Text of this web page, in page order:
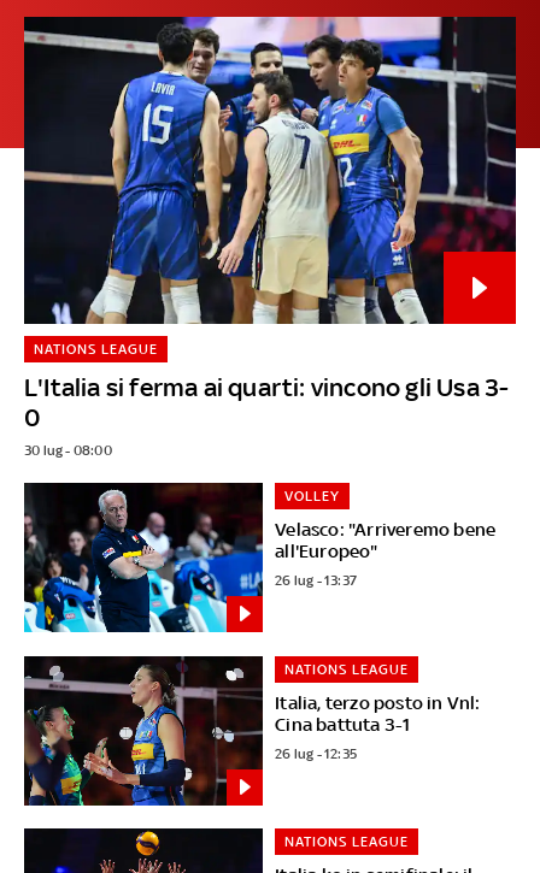
L'Italia si ferma ai quarti: vincono gli Usa 3-
0
NATIONS LEAGUE
30 lug - 08:00
Velasco: "Arriveremo bene
all'Europeo"
VOLLEY
26 lug - 13:37
Italia, terzo posto in Vnl:
Cina battuta 3-1
NATIONS LEAGUE
26 lug - 12:35
NATIONS LEAGUE